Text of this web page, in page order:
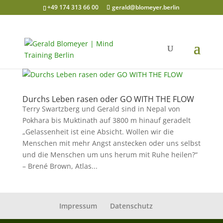
+49 174 313 66 00 gerald@blomeyer.berlin
Durchs Leben rasen oder GO WITH THE FLOW
Terry Swartzberg und Gerald sind in Nepal von
Pokhara bis Muktinath auf 3800 m hinauf geradelt
„Gelassenheit ist eine Absicht. Wollen wir die
Menschen mit mehr Angst anstecken oder uns selbst
und die Menschen um uns herum mit Ruhe heilen?“
– Brené Brown, Atlas...
Impressum Datenschutz